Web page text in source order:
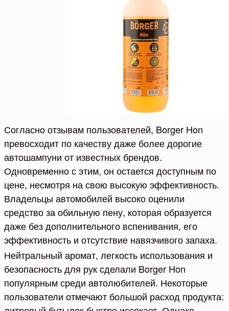
Согласно отзывам пользователей, Borger Hon
превосходит по качеству даже более дорогие
автошампуни от известных брендов.
Одновременно с этим, он остается доступным по
цене, несмотря на свою высокую эффективность.
Владельцы автомобилей высоко оценили
средство за обильную пену, которая образуется
даже без дополнительного вспенивания, его
эффективность и отсутствие навязчивого запаха.
Нейтральный аромат, легкость использования и
безопасность для рук сделали Borger Hon
популярным среди автолюбителей. Некоторые
пользователи отмечают большой расход продукта: